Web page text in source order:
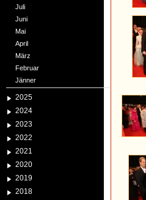
Juli
Juni
Mai
April
März
Februar
Jänner
2025
2024
2023
2022
2021
2020
2019
2018